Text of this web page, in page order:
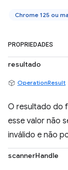
Chrome 125 ou
PROPRIEDADES
resultado
OperationResult
O resultado do
esse valor não
inválido e não
scannerHandle